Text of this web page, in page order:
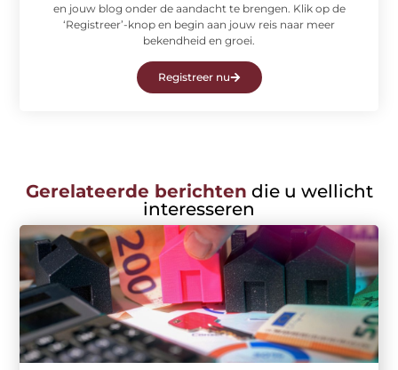
en jouw blog onder de aandacht te brengen. Klik op de
‘Registreer’-knop en begin aan jouw reis naar meer
bekendheid en groei.
Registreer nu
Gerelateerde berichten die u wellicht
interesseren